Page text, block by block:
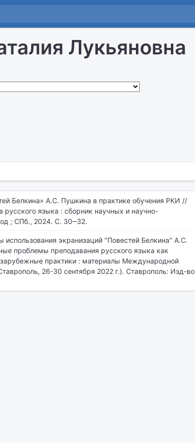
Лукьяновна
Белкина» А.С. Пушкина в практике обучения РКИ //
русского языка : сборник научных и научно-
; СПб., 2024. С. 30‒32.
экранизаций "Повестей Белкина" А.С.
проблемы преподавания русского языка как
зарубежные практики : материалы Международной
26-30 сентября 2022 г.). Ставрополь: Изд-во